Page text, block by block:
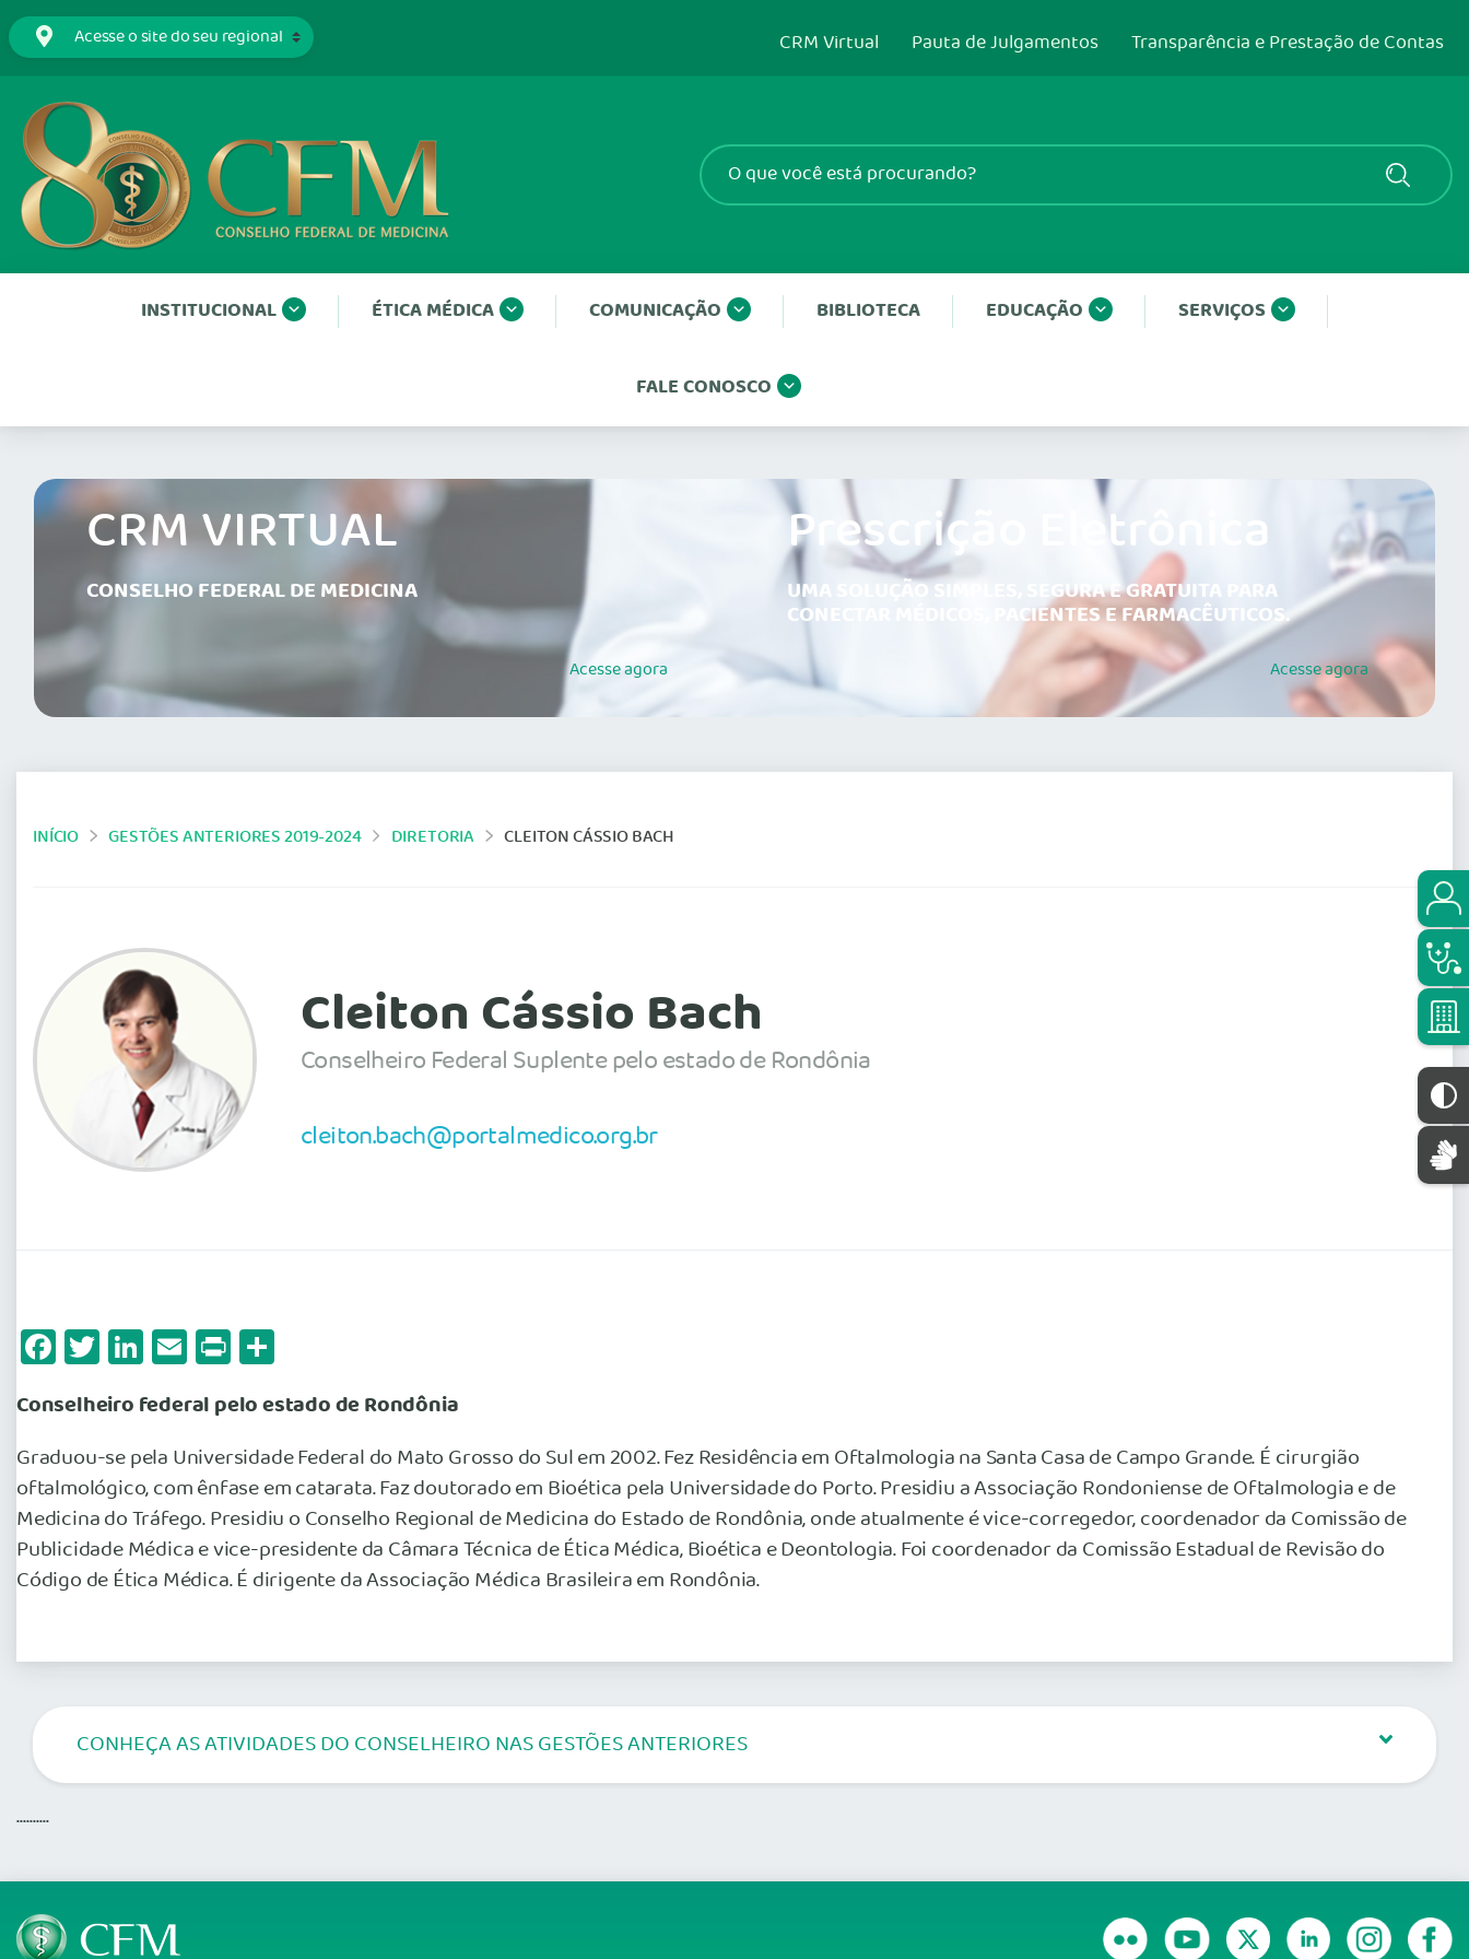
CRM Virtual Pauta de Julgamentos Transparência e Prestação de Contas
INSTITUCIONAL ÉTICA MÉDICA COMUNICAÇÃO BIBLIOTECA EDUCAÇÃO SERVIÇOS
FALE CONOSCO
CRM VIRTUAL
CONSELHO FEDERAL DE MEDICINA
Acesseagora
Prescrição Eletrônica
UMA SOLUÇÃO SIMPLES, SEGURA E GRATUITA PARA
CONECTAR MÉDICOS, PACIENTES E FARMACÊUTICOS.
Acesseagora
INÍCIO GESTÕES ANTERIORES 2019-2024 DIRETORIA CLEITON CÁSSIO BACH
Cleiton Cássio Bach
Conselheiro Federal Suplente pelo estado de Rondônia
cleiton.bach@portalmedico.org.br
Facebook
Twitter
LinkedIn
Email
Print
Conselheiro federal pelo estado de Rondônia
Graduou-se pela Universidade Federal do Mato Grosso do Sul em 2002. Fez Residência em Oftalmologia na Santa Casa de Campo Grande. É cirurgião
oftalmológico, com ênfase em catarata. Faz doutorado em Bioética pela Universidade do Porto. Presidiu a Associação Rondoniense de Oftalmologia e de
Medicina do Tráfego. Presidiu o Conselho Regional de Medicina do Estado de Rondônia, onde atualmente é vice-corregedor, coordenador da Comissão de
Publicidade Médica e vice-presidente da Câmara Técnica de Ética Médica, Bioética e Deontologia. Foi coordenador da Comissão Estadual de Revisão do
Código de Ética Médica. É dirigente da Associação Médica Brasileira em Rondônia.
CONHEÇA AS ATIVIDADES DO CONSELHEIRO NAS GESTÕES ANTERIORES
..........